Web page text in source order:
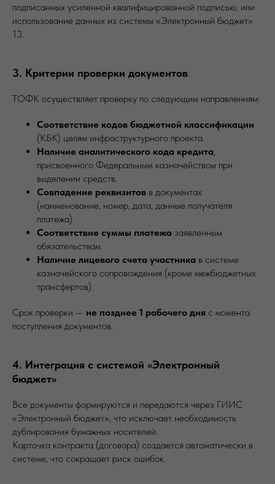
подписанных усиленной квалифицированной подписью, или
использование данных из системы «Электронный бюджет»
13.
3. Критерии проверки документов
ТОФК осуществляет проверку по следующим направлениям:
Соответствие кодов бюджетной классификации
(КБК) целям инфраструктурного проекта.
Наличие аналитического кода кредита
присвоенного Федеральным казначейством при
выделении средств.
Совпадение реквизитов в документах
(наименование, номер, дата, данные получателя
платежа).
Соответствие суммы платежа заявленным
обязательствам.
Наличие лицевого счета участника в системе
казначейского сопровождения (кроме межбюджетных
трансфертов).
Срок проверки — не позднее 1 рабочего дня с момента
поступления документов.
4. Интеграция с системой «Электронный
бюджет»
Все документы формируются и передаются через ГИИС
«Электронный бюджет», что исключает необходимость
дублирования бумажных носителей.
Карточка контракта (договора) создается автоматически в
системе, что сокращает риск ошибок.